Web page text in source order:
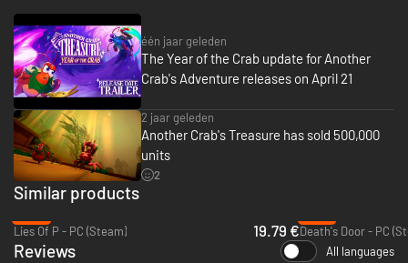
LEER VAN DE NATUUR
Tijdens zijn ontdekkingstocht krijgt Kril verschillende Umami-technieken
- krachtige aanvallen die hij leert van de inwoners van de zee. Mep je
vijanden met de overweldigende kracht van een bidsprinkhaankreeft,
verstrik ze met de angstaanjagende borstelworm en nog veel meer.
één jaar geleden
The Year of the Crab update for Another
Crab's Adventure releases on April 21
2 jaar geleden
Another Crab's Treasure has sold 500,000
units
2
Similar products
Lies Of P - PC (Steam)
19.79 €Death's Door - PC
Reviews All languages